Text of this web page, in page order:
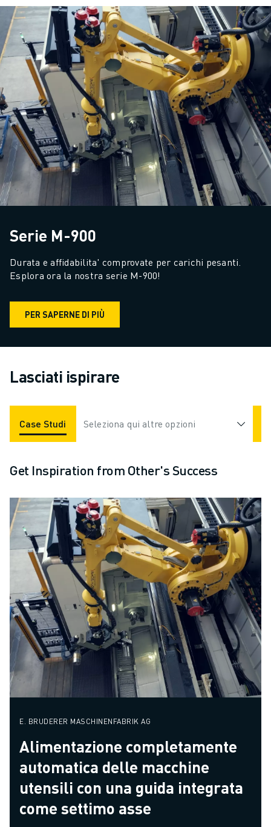
Serie M-900
Durata e affidabilita' comprovate per carichi pesanti.
Esplora ora la nostra serie M-900!
PER SAPERNE DI PIÙ
Lasciati ispirare
Case Studies Applicazioni Settori
Seleziona qui altre opzioni
Get Inspiration from Other's Success
E. BRUDERER MASCHINENFABRIK AG
Alimentazione completamente
automatica delle macchine
utensili con una guida integrata
come settimo asse